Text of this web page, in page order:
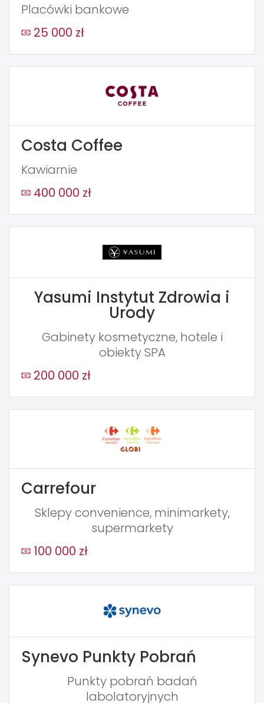
Placówki bankowe
25 000 zł
Costa Coffee
Kawiarnie
400 000 zł
Yasumi Instytut Zdrowia i
Urody
Gabinety kosmetyczne, hotele i
obiekty SPA
200 000 zł
Carrefour
Sklepy convenience, minimarkety,
supermarkety
100 000 zł
Synevo Punkty Pobrań
Punkty pobrań badań
labolatoryjnych